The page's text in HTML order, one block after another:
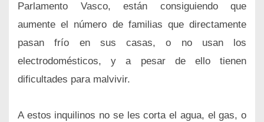
Parlamento Vasco, están consiguiendo que
aumente el número de familias que directamente
pasan frío en sus casas, o no usan los
electrodomésticos, y a pesar de ello tienen
dificultades para malvivir.
A estos inquilinos no se les corta el agua, el gas, o